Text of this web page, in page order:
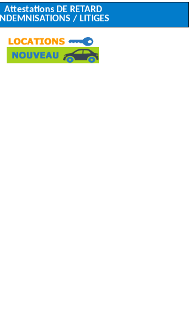
Attestations DE RETARD
INDEMNISATIONS / LITIGES